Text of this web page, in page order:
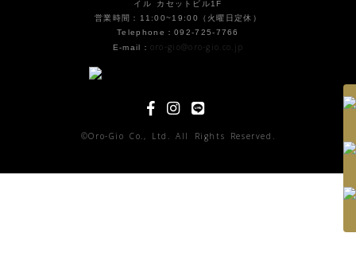
イル カセットビル1F
営業時間：11:00~19:00（火曜日定休）
Telephone：092-725-7766
E-mail： oro-gio@oro-gio.co.jp
©Oro-Gio Co., Ltd. All Rights Reserved.